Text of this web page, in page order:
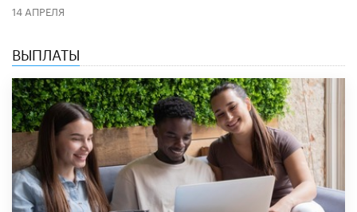
14 АПРЕЛЯ
ВЫПЛАТЫ